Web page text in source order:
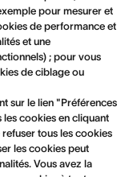
pour mesurer et
de performance et
et une
; pour vous
de ciblage ou
sur le lien "Préférences
cookies en cliquant
tous les cookies
les cookies peut
Vous avez la